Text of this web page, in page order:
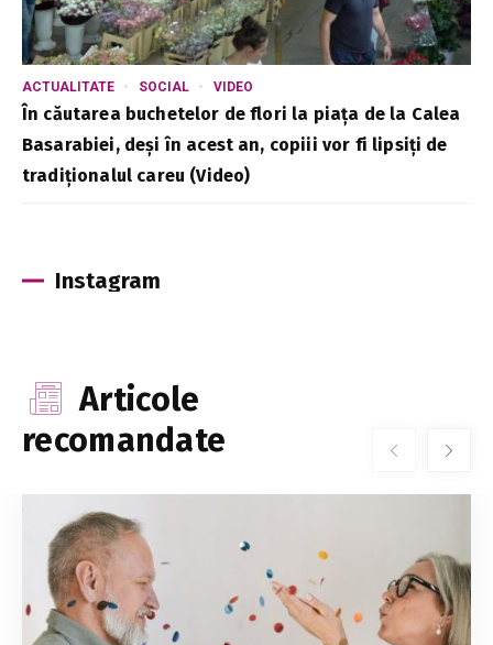
ACTUALITATE SOCIAL VIDEO
În căutarea buchetelor de flori la piața de la Calea
Basarabiei, deși în acest an, copiii vor fi lipsiți de
tradiționalul careu (Video)
Instagram
Articole
recomandate